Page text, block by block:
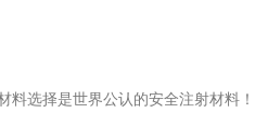
料选择是世界公认的安全注射材料！